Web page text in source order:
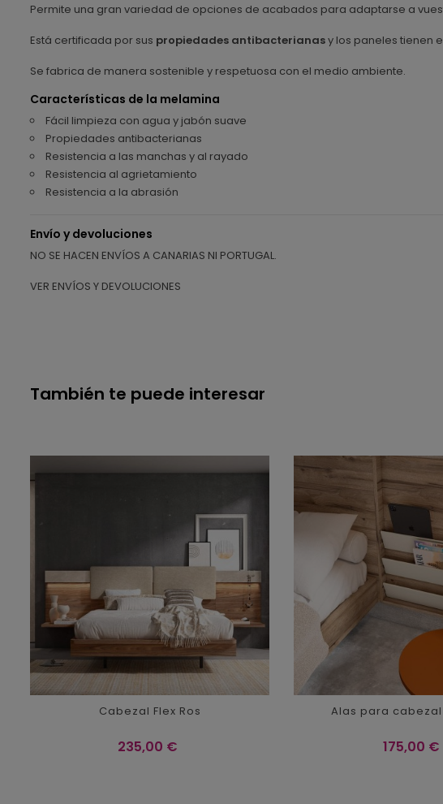
Permite una gran variedad de opciones de acabados para adaptarse a
Está certificada por sus propiedades antibacterianasy los paneles tienen
Se fabrica de manera sostenible y respetuosa con el medio ambiente.
Características de la melamina
Fácil limpieza con agua y jabón suave
Propiedades antibacterianas
Resistencia a las manchas y al rayado
Resistencia al agrietamiento
Resistencia a la abrasión
Envío y devoluciones
NO SE HACEN ENVÍOS A CANARIAS NI PORTUGAL.
VER ENVÍOS Y DEVOLUCIONES
También te puede interesar
Cabezal Flex Ros
Precio
235,00 €
Alas para cabezal
Precio
175,00 €